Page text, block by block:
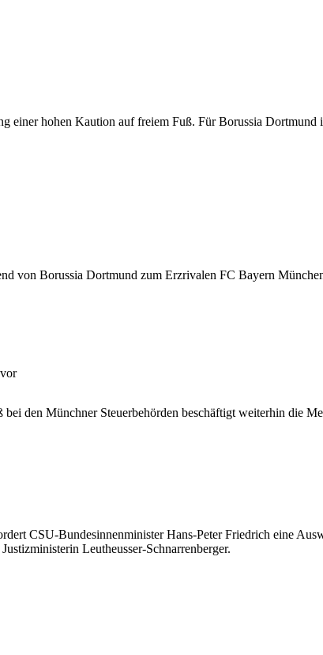
einer hohen Kaution auf freiem Fuß. Für Borussia
von Borussia Dortmund zum Erzrivalen FC Bayern
den Münchner Steuerbehörden beschäftigt weiterhin die
CSU-Bundesinnenminister Hans-Peter Friedrich eine
Leutheusser-Schnarrenberger.